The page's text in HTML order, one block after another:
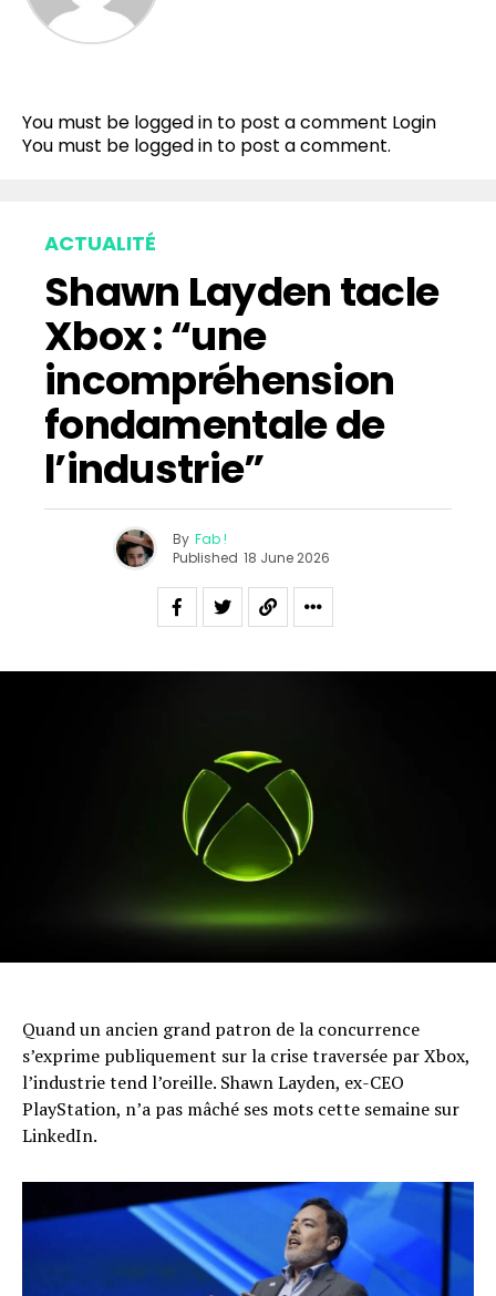
You must be logged in to post a comment Login
You must be logged in to post a comment.
ACTUALITÉ
Shawn Layden tacle
Xbox : “une
incompréhension
fondamentale de
l’industrie”
By Fab !
Published 18 June 2026
Quand un ancien grand patron de la concurrence
s’exprime publiquement sur la crise traversée par Xbox,
l’industrie tend l’oreille. Shawn Layden, ex-CEO
PlayStation, n’a pas mâché ses mots cette semaine sur
LinkedIn.
Pinterest